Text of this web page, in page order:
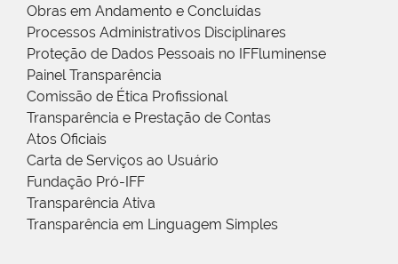
Obras em Andamento e Concluídas
Processos Administrativos Disciplinares
Proteção de Dados Pessoais no IFFluminense
Painel Transparência
Comissão de Ética Profissional
Transparência e Prestação de Contas
Atos Oficiais
Carta de Serviços ao Usuário
Fundação Pró-IFF
Transparência Ativa
Transparência em Linguagem Simples